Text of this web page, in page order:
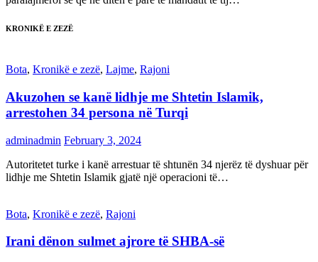
KRONIKË E ZEZË
Bota, Kronikë e zezë, Lajme, Rajoni
Akuzohen se kanë lidhje me Shtetin Islamik,
arrestohen 34 persona në Turqi
adminadmin February 3, 2024
Autoritetet turke i kanë arrestuar të shtunën 34 njerëz të dyshuar për
lidhje me Shtetin Islamik gjatë një operacioni të…
Bota, Kronikë e zezë, Rajoni
Irani dënon sulmet ajrore të SHBA-së